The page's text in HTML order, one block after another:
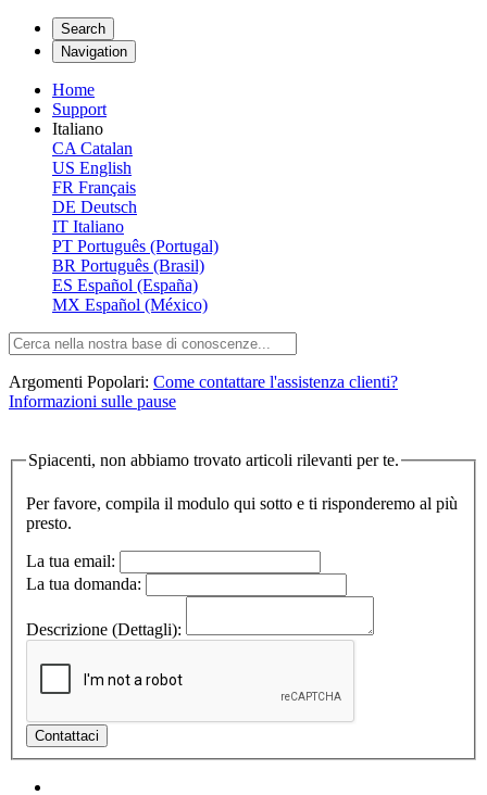
Search
Navigation
Home
Support
Italiano
CA Catalan
US English
FR Français
DE Deutsch
IT Italiano
PT Português (Portugal)
BR Português (Brasil)
ES Español (España)
MX Español (México)
Argomenti Popolari: Come contattare l'assistenza clienti?
Informazioni sulle pause
Spiacenti, non abbiamo trovato articoli rilevanti per te.
Per favore, compila il modulo qui sotto e ti risponderemo al più
presto.
La tua email:
La tua domanda:
Descrizione (Dettagli):